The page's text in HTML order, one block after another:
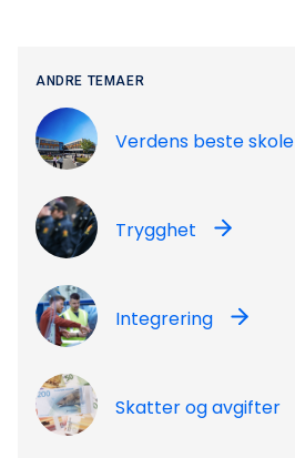
ANDRE TEMAER
Verdens beste skole
Trygghet
Integrering
Skatter og avgifter